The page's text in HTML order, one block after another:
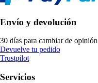
Envío y devolución
30 días para cambiar de opinión
Devuelve tu pedido
Trustpilot
Servicios